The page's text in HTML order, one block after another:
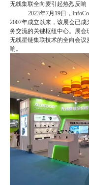
无线集联全向麦引起热烈反响
2023年7月19日，InfoC
2007年成立以来，该展会已
务交流的关键枢纽中心。展
无线星链集联技术的全向会议
响。